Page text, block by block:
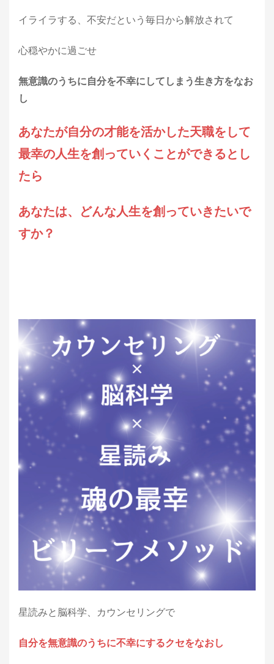
イライラする、不安だという毎日から解放されて
心穏やかに過ごせ
無意識のうちに自分を不幸にしてしまう生き方をなお
し
あなたが自分の才能を活かした天職をして
最幸の人生を創っていくことができるとし
たら
あなたは、どんな人生を創っていきたいで
すか？
星読みと脳科学、カウンセリングで
自分を無意識のうちに不幸にするクセをなおし